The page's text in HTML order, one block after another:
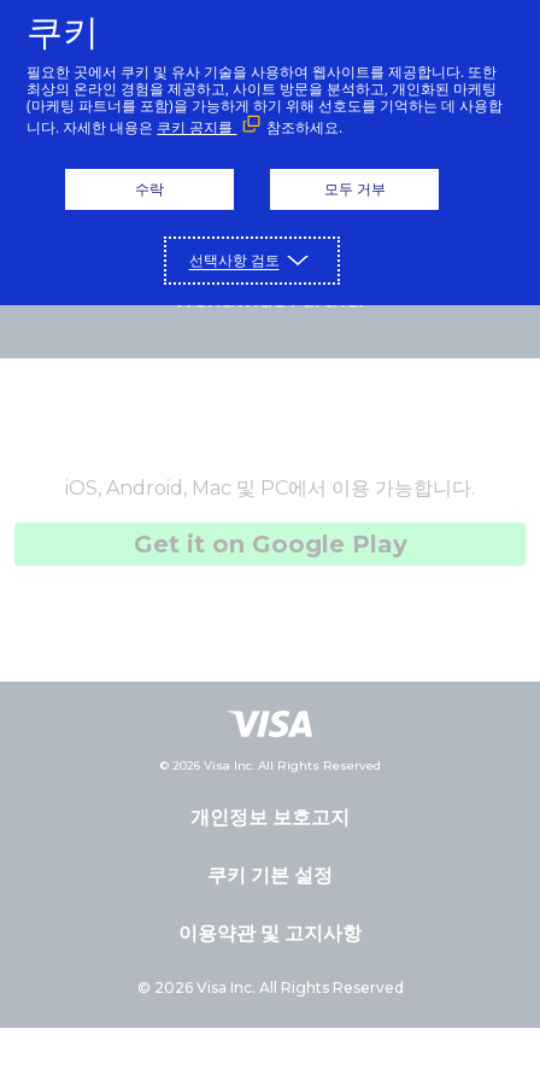
iOS, Android, Mac 및 PC에서 이용 가능합니다.
Get it on Google Play
© 2026 Visa Inc. All Rights Reserved
개인정보 보호고지
쿠키 기본 설정
이용약관 및 고지사항
© 2026 Visa Inc. All Rights Reserved
쿠키
필요한 곳에서 쿠키 및 유사 기술을 사용하여 웹사이트를 제공합니다. 또한
최상의 온라인 경험을 제공하고, 사이트 방문을 분석하고, 개인화된 마케팅
(마케팅 파트너를 포함)을 가능하게 하기 위해 선호도를 기억하는 데 사용합
니다. 자세한 내용은 쿠키 공지를 참조하세요.
수락 모두 거부
선택사항 검토